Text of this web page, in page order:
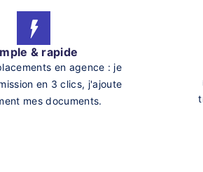
& rapide
en agence : je
en 3 clics, j'ajoute
mes documents.